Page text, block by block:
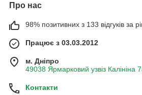
Про нас
98% позитивних з 133 відгуків за
Працює з 03.03.2012
м. Дніпро
49038 Ярмарковий узвіз Калініна
Контакти